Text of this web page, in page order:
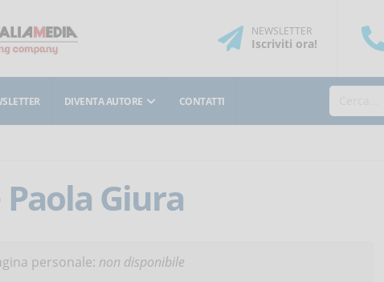
NEWSLETTER
Iscriviti ora!
DIVENTA AUTORE CONTATTI
Paola Giura
personale: non disponibile